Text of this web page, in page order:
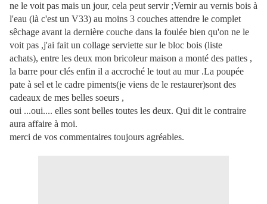
ne le voit pas mais un jour, cela peut servir ;Vernir au vernis bois à
l'eau (là c'est un V33) au moins 3 couches attendre le complet
sêchage avant la dernière couche dans la foulée bien qu'on ne le
voit pas ,j'ai fait un collage serviette sur le bloc bois (liste
achats), entre les deux mon bricoleur maison a monté des pattes ,
la barre pour clés enfin il a accroché le tout au mur .La poupée
pate à sel et le cadre piments(je viens de le restaurer)sont des
cadeaux de mes belles soeurs ,
oui ...oui.... elles sont belles toutes les deux. Qui dit le contraire
aura affaire à moi.
merci de vos commentaires toujours agréables.